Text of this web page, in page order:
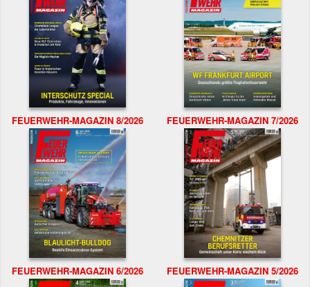
FEUERWEHR-MAGAZIN 8/2026 FEUERWEHR-MAGAZIN 7/2026
FEUERWEHR-MAGAZIN 6/2026 FEUERWEHR-MAGAZIN 5/2026